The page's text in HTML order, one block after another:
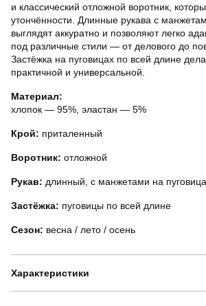
и классический отложной воротник,
утончённости. Длинные рукава с
выглядят аккуратно и позволяют легко
под различные стили — от делового до
Застёжка на пуговицах по всей длине
практичной и универсальной.
Материал:
хлопок — 95%, эластан — 5%
Крой: приталенный
Воротник: отложной
Рукав: длинный, с манжетами на
Застёжка: пуговицы по всей длине
Сезон: весна / лето / осень
Характеристики